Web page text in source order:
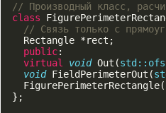
// Производный класс,
class
// Связь только с
    Rectangle *rect;
public:
virtual
void Out(
void FieldPerimeterOut(
  };